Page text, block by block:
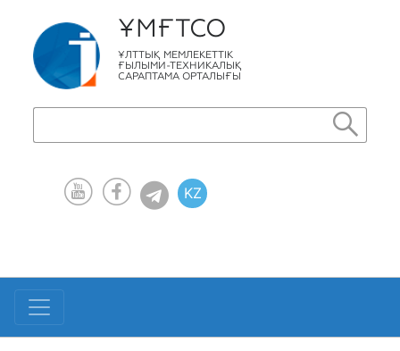
ҰМҒТСО
ҰЛТТЫҚ МЕМЛЕКЕТТІК
ҒЫЛЫМИ-ТЕХНИКАЛЫҚ
САРАПТАМА ОРТАЛЫҒЫ
KZ